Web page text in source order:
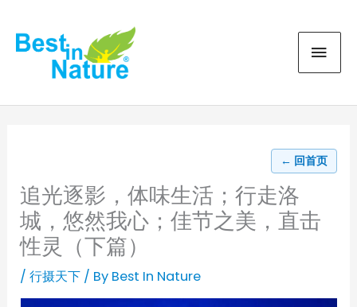
content
← 回首页
追光逐影，体味生活；行走洛
城，悠然我心；佳节之美，直击
性灵（下篇）
/行摄天下 / By Best In Nature